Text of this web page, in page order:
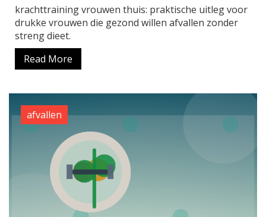
krachttraining vrouwen thuis: praktische uitleg voor
drukke vrouwen die gezond willen afvallen zonder
streng dieet.
Read More
afvallen